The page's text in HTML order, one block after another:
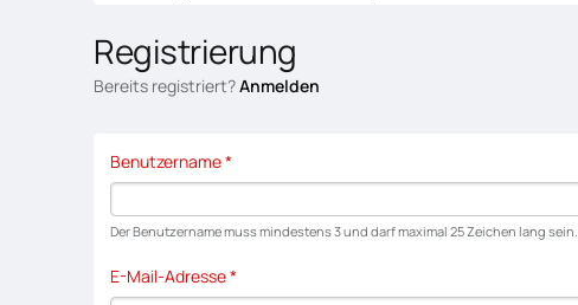
Registrierung
Bereits registriert?Anmelden
Benutzername*
Der Benutzername muss mindestens 3 und darf maximal 25 Zeichen lang sein.
E-Mail-Adresse*